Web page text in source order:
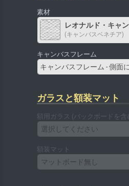
素材
レオナルド・キャン
(キャンバスベネチア)
キャンバスフレーム
キャンバスフレーム - 側面
ガラスと額装マット
額用ガラス (バックボードを含
選択してください
額装マット
マットボード無し